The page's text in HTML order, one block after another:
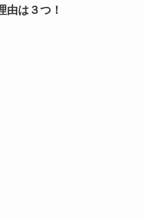
由は３つ！